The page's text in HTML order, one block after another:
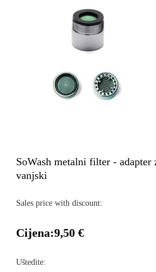
SoWash metalni filter -
vanjski
Sales price with discount:
Cijena:9,50 €
Uštedite: